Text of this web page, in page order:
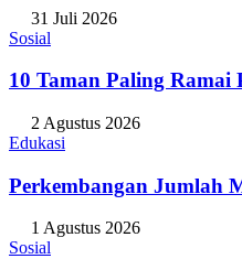
31 Juli 2026
Sosial
10 Taman Paling Ramai
2 Agustus 2026
Edukasi
Perkembangan Jumlah
1 Agustus 2026
Sosial